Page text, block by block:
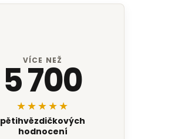
VÍCE NEŽ
5 700
★★★★★
pětihvězdičkových
hodnocení